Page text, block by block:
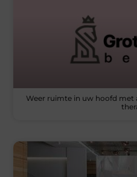
Weer ruimte in uw hoofd